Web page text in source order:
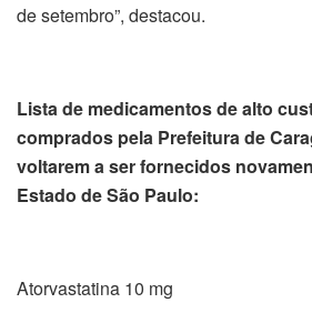
de setembro”, destacou.
Lista de medicamentos de alto
comprados pela Prefeitura de
voltarem a ser fornecidos
Estado de São Paulo:
Atorvastatina 10 mg